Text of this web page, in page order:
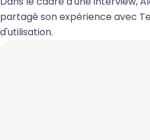
partagé son expérience avec
d'utilisation.